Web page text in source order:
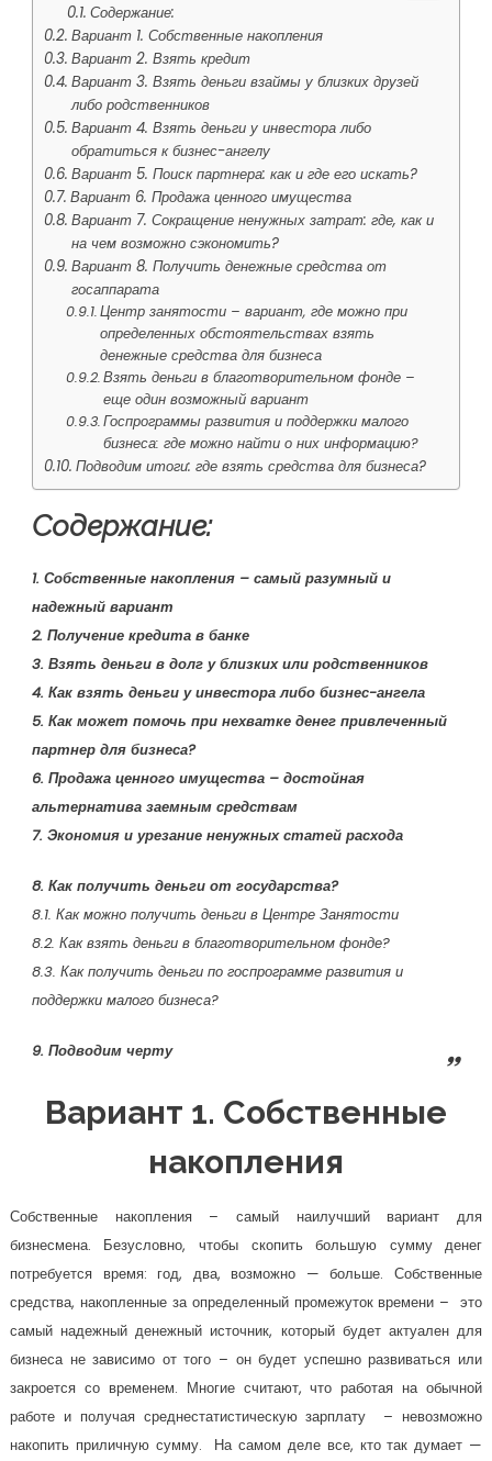
Содержание:
Вариант 1. Собственные накопления
Вариант 2. Взять кредит
Вариант 3. Взять деньги взаймы у близких друзей
либо родственников
Вариант 4. Взять деньги у инвестора либо
обратиться к бизнес-ангелу
Вариант 5. Поиск партнера: как и где его искать?
Вариант 6. Продажа ценного имущества
Вариант 7. Сокращение ненужных затрат: где, как и
на чем возможно сэкономить?
Вариант 8. Получить денежные средства от
госаппарата
Центр занятости – вариант, где можно при
определенных обстоятельствах взять
денежные средства для бизнеса
Взять деньги в благотворительном фонде –
еще один возможный вариант
Госпрограммы развития и поддержки малого
бизнеса: где можно найти о них информацию?
Подводим итоги: где взять средства для бизнеса?
Содержание:
1. Собственные накопления – самый разумный и
надежный вариант
2. Получение кредита в банке
3. Взять деньги в долг у близких или родственников
4. Как взять деньги у инвестора либо бизнес-ангела
5. Как может помочь при нехватке денег привлеченный
партнер для бизнеса?
6. Продажа ценного имущества – достойная
альтернатива заемным средствам
7. Экономия и урезание ненужных статей расхода
8. Как получить деньги от государства?
8.1. Как можно получить деньги в Центре Занятости
8.2. Как взять деньги в благотворительном фонде?
8.3. Как получить деньги по госпрограмме развития и
поддержки малого бизнеса?
9. Подводим черту
Вариант 1. Собственные
накопления
Собственные накопления – самый наилучший вариант для
бизнесмена. Безусловно, чтобы скопить большую сумму денег
потребуется время: год, два, возможно — больше. Собственные
средства, накопленные за определенный промежуток времени – это
самый надежный денежный источник, который будет актуален для
бизнеса не зависимо от того – он будет успешно развиваться или
закроется со временем. Многие считают, что работая на обычной
работе и получая среднестатистическую зарплату – невозможно
накопить приличную сумму. На самом деле все, кто так думает —